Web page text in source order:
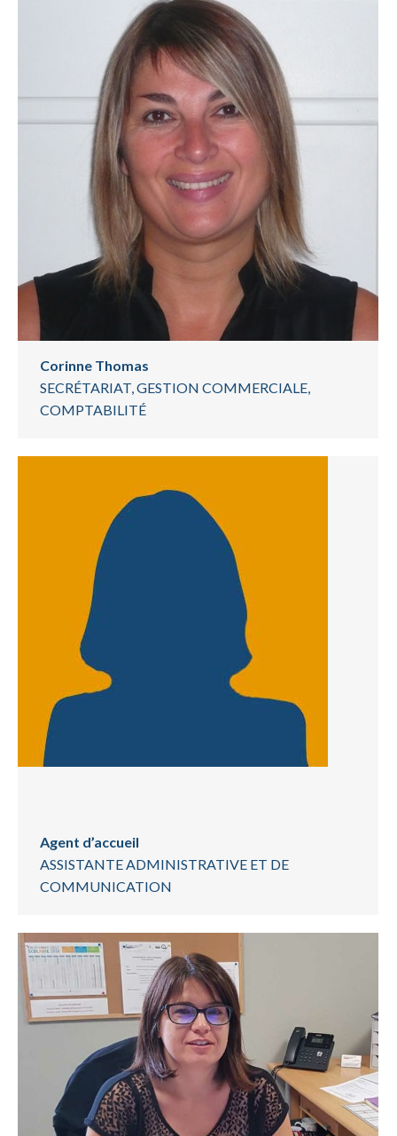
Corinne Thomas
SECRÉTARIAT, GESTION COMMERCIALE,
COMPTABILITÉ
Agent d’accueil
ASSISTANTE ADMINISTRATIVE ET DE
COMMUNICATION